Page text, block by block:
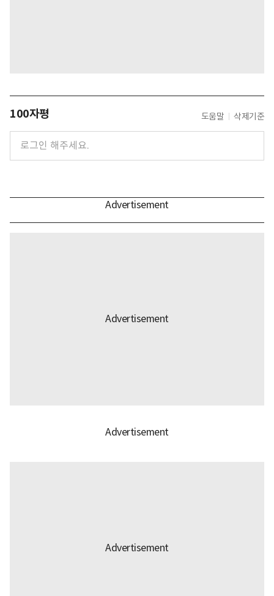
100자평 도움말 삭제기준